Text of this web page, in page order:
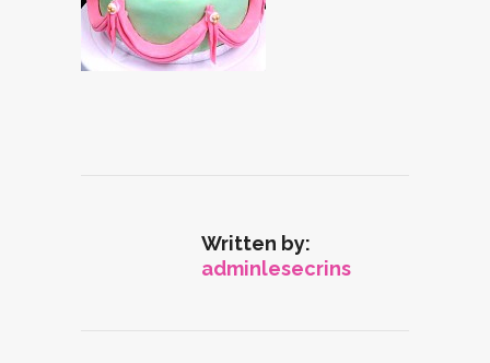
Written by:
adminlesecrins